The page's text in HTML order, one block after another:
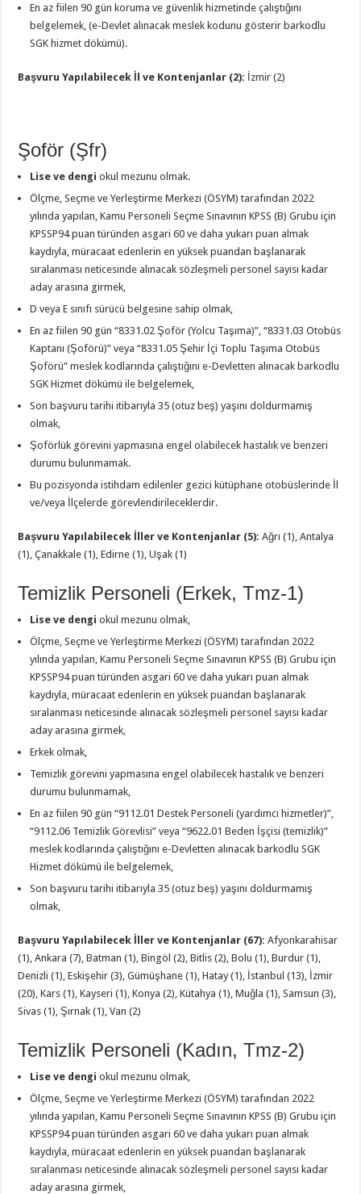
En az fiilen 90 gün koruma ve güvenlik hizmetinde çalıştığını
belgelemek, (e-Devlet alınacak meslek kodunu gösterir barkodlu
SGK hizmet dökümü).
Başvuru Yapılabilecek İl ve Kontenjanlar (2): İzmir (2)
Şoför (Şfr)
Lise ve dengiokul mezunu olmak.
Ölçme, Seçme ve Yerleştirme Merkezi (ÖSYM) tarafından 2022
yılında yapılan, Kamu Personeli Seçme Sınavının KPSS (B) Grubu için
KPSSP94 puan türünden asgari 60 ve daha yukarı puan almak
kaydıyla, müracaat edenlerin en yüksek puandan başlanarak
sıralanması neticesinde alınacak sözleşmeli personel sayısı kadar
aday arasına girmek,
D veya E sınıfı sürücü belgesine sahip olmak,
En az fiilen 90 gün “8331.02 Şoför (Yolcu Taşıma)”, “8331.03 Otobüs
Kaptanı (Şoförü)” veya “8331.05 Şehir İçi Toplu Taşıma Otobüs
Şoförü” meslek kodlarında çalıştığını e-Devletten alınacak barkodlu
SGK Hizmet dökümü ile belgelemek,
Son başvuru tarihi itibarıyla 35 (otuz beş) yaşını doldurmamış
olmak,
Şoförlük görevini yapmasına engel olabilecek hastalık ve benzeri
durumu bulunmamak.
Bu pozisyonda istihdam edilenler gezici kütüphane otobüslerinde İl
ve/veya İlçelerde görevlendirileceklerdir.
Başvuru Yapılabilecek İller ve Kontenjanlar (5):Ağrı (1), Antalya
(1), Çanakkale (1), Edirne (1), Uşak (1)
Temizlik Personeli (Erkek, Tmz-1)
Lise ve dengiokul mezunu olmak,
Ölçme, Seçme ve Yerleştirme Merkezi (ÖSYM) tarafından 2022
yılında yapılan, Kamu Personeli Seçme Sınavının KPSS (B) Grubu için
KPSSP94 puan türünden asgari 60 ve daha yukarı puan almak
kaydıyla, müracaat edenlerin en yüksek puandan başlanarak
sıralanması neticesinde alınacak sözleşmeli personel sayısı kadar
aday arasına girmek,
Erkek olmak,
Temizlik görevini yapmasına engel olabilecek hastalık ve benzeri
durumu bulunmamak,
En az fiilen 90 gün “9112.01 Destek Personeli (yardımcı hizmetler)”,
“9112.06 Temizlik Görevlisi” veya “9622.01 Beden İşçisi (temizlik)”
meslek kodlarında çalıştığını e-Devletten alınacak barkodlu SGK
Hizmet dökümü ile belgelemek,
Son başvuru tarihi itibarıyla 35 (otuz beş) yaşını doldurmamış
olmak,
Başvuru Yapılabilecek İller ve Kontenjanlar (67):Afyonkarahisar
(1), Ankara (7), Batman (1), Bingöl (2), Bitlis (2), Bolu (1), Burdur (1),
Denizli (1), Eskişehir (3), Gümüşhane (1), Hatay (1), İstanbul (13), İzmir
(20), Kars (1), Kayseri (1), Konya (2), Kütahya (1), Muğla (1), Samsun (3),
Sivas (1), Şırnak (1), Van (2)
Temizlik Personeli (Kadın, Tmz-2)
Lise ve dengiokul mezunu olmak,
Ölçme, Seçme ve Yerleştirme Merkezi (ÖSYM) tarafından 2022
yılında yapılan, Kamu Personeli Seçme Sınavının KPSS (B) Grubu için
KPSSP94 puan türünden asgari 60 ve daha yukarı puan almak
kaydıyla, müracaat edenlerin en yüksek puandan başlanarak
sıralanması neticesinde alınacak sözleşmeli personel sayısı kadar
aday arasına girmek,